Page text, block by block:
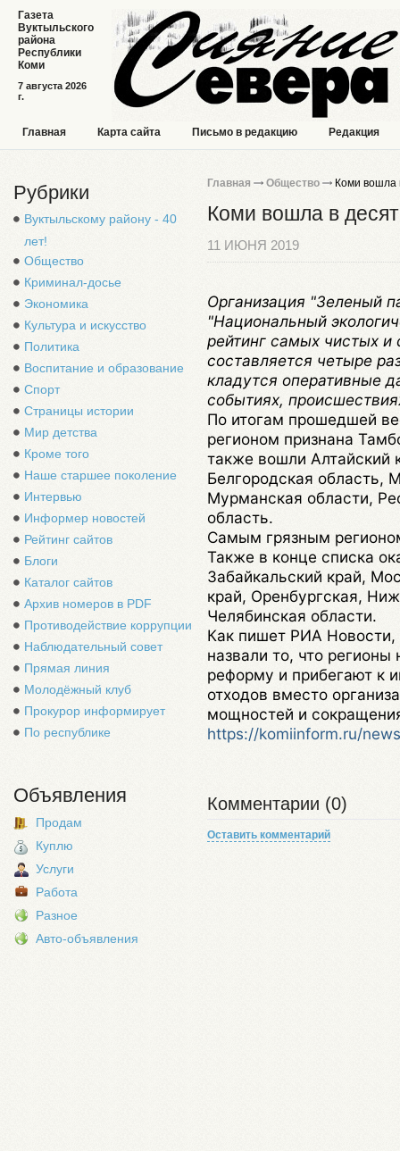
7 августа 2026
г.
Газета
Вуктыльского
района
Республики
Коми
Главная Карта сайта Письмо в редакцию Редакция
Рубрики
Вуктыльскому району - 40
лет!
Общество
Криминал-досье
Экономика
Культура и искусство
Политика
Воспитание и образование
Спорт
Страницы истории
Мир детства
Кроме того
Наше старшее поколение
Интервью
Информер новостей
Рейтинг сайтов
Блоги
Каталог сайтов
Архив номеров в PDF
Противодействие коррупции
Наблюдательный совет
Прямая линия
Молодёжный клуб
Прокурор информирует
По республике
Объявления
Продам
Куплю
Услуги
Работа
Разное
Авто-объявления
Главная Общество Коми вошла
Коми вошла в
11 ИЮНЯ 2019
Организация "Зеленый
"Национальный
рейтинг самых чистых
составляется четыре
кладутся оперативные
событиях,
По итогам прошедшей
регионом признана
также вошли Алтайский
Белгородская область,
Мурманская области,
область.
Самым грязным
Также в конце списка
Забайкальский край,
край, Оренбургская,
Челябинская области.
Как пишет РИА Новости,
назвали то, что
реформу и прибегают к
отходов вместо
мощностей и
https://komiinform.ru/
Комментарии (0)
Оставить комментарий